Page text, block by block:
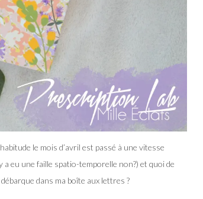
le mois d’avril est passé à une vitesse
eu une faille spatio-temporelle non?) et quoi de
dans ma boîte aux lettres ?